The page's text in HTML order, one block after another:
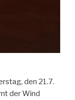
den 21.7.
der Wind